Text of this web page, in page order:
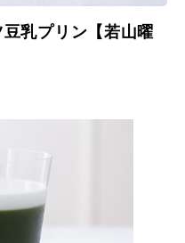
乳プリン【若山曜